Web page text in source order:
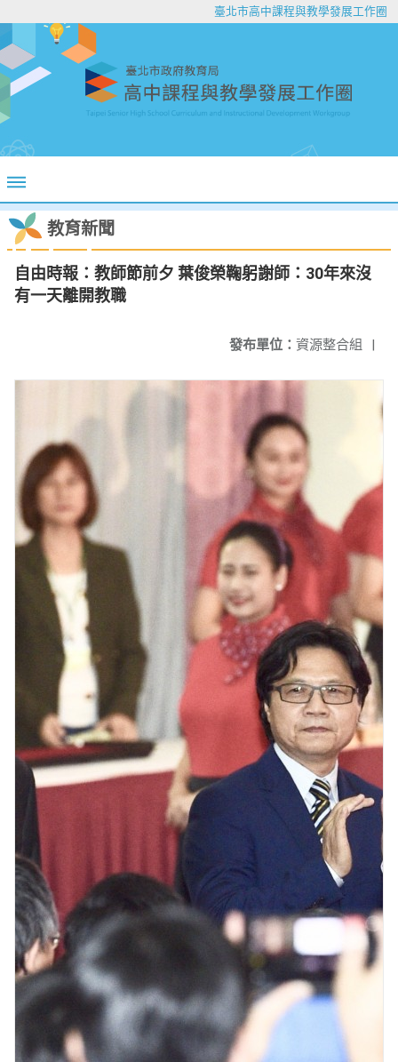
臺北市高中課程與教學發展工作圈
教育新聞
自由時報：教師節前夕 葉俊榮鞠躬謝師：30年來沒
有一天離開教職
發布單位： 資源整合組 |